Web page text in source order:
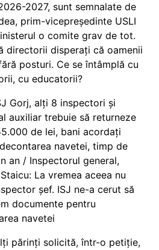
2027, sunt semnalate de
prim-vicepreședinte USLI
o comite grav de tot.
directorii disperați că oamenii
posturi. Ce se întâmplă cu
cu educatorii?
Gorj, alți 8 inspectori și
auxiliar trebuie să returneze
de lei, bani acordați
navetei, timp de
an / Inspectorul general,
La vremea aceea nu
șef. ISJ ne-a cerut să
documente pentru
navetei
părinți solicită, într-o petiție,